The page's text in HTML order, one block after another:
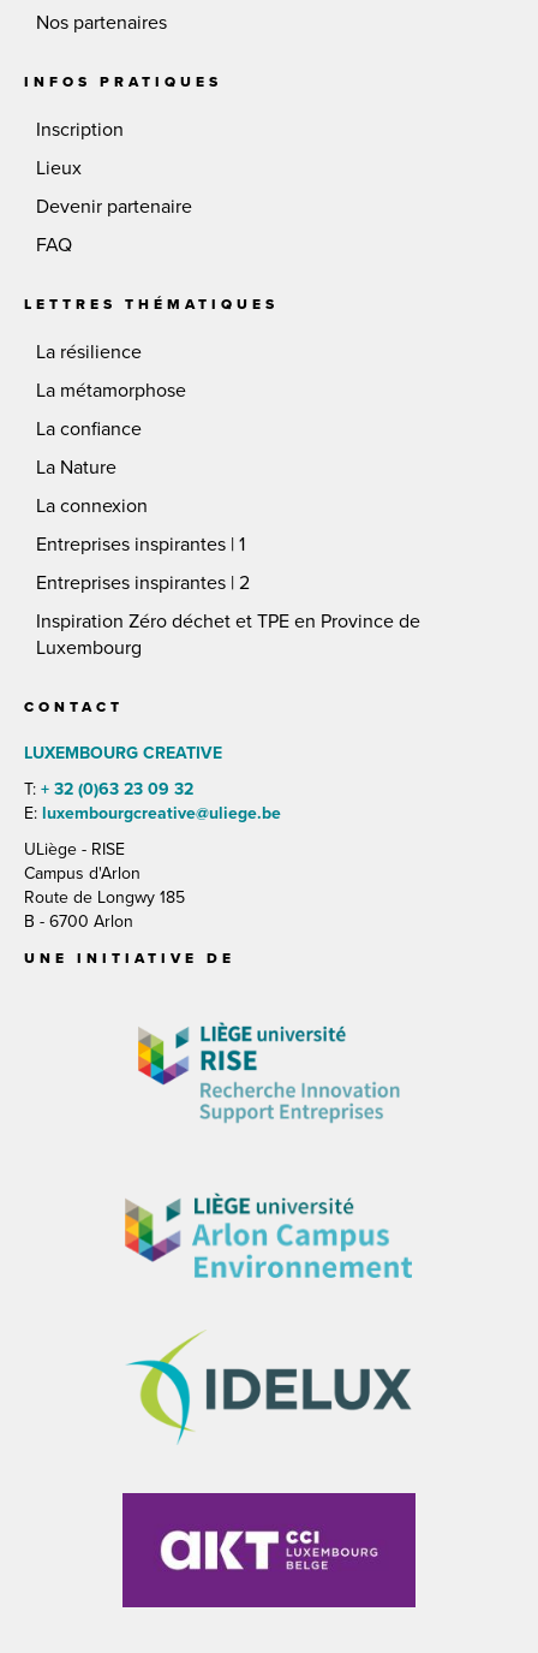
Nos partenaires
INFOS PRATIQUES
Inscription
Lieux
Devenir partenaire
FAQ
LETTRES THÉMATIQUES
La résilience
La métamorphose
La confiance
La Nature
La connexion
Entreprises inspirantes | 1
Entreprises inspirantes | 2
Inspiration Zéro déchet et TPE en Province de
Luxembourg
CONTACT
LUXEMBOURG CREATIVE
T: + 32 (0)63 23 09 32
E: luxembourgcreative@uliege.be
ULiège - RISE
Campus d'Arlon
Route de Longwy 185
B - 6700 Arlon
UNE INITIATIVE DE